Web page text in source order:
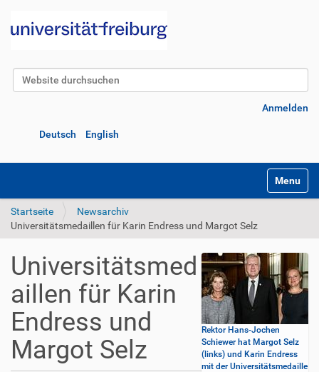
Website durchsuchen
Anmelden
Deutsch English
Startseite
Newsarchiv
Universitätsmedaillen für Karin Endress und Margot Selz
Rektor Hans-Jochen
Schiewer hat Margot Selz
(links) und Karin Endress
mit der Universitätsmedaille
Universitätsmed
aillen für Karin
Endress und
Margot Selz